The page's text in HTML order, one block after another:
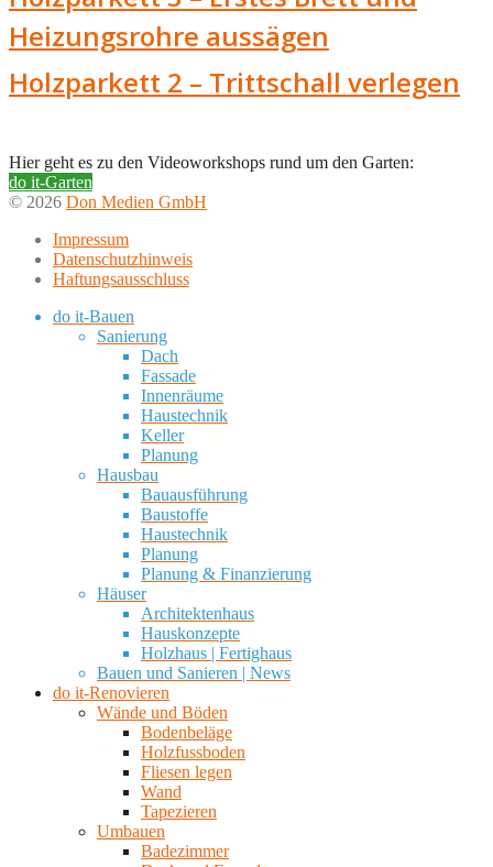
Heizungsrohre aussägen
Holzparkett 2 – Trittschall verlegen
Hier geht es zu den Videoworkshops rund um den Garten:
do it-Garten
© 2026 Don Medien GmbH
Impressum
Datenschutzhinweis
Haftungsausschluss
do it-Bauen
Sanierung
Dach
Fassade
Innenräume
Haustechnik
Keller
Planung
Hausbau
Bauausführung
Baustoffe
Haustechnik
Planung
Planung & Finanzierung
Häuser
Architektenhaus
Hauskonzepte
Holzhaus | Fertighaus
Bauen und Sanieren | News
do it-Renovieren
Wände und Böden
Bodenbeläge
Holzfussboden
Fliesen legen
Wand
Tapezieren
Umbauen
Badezimmer